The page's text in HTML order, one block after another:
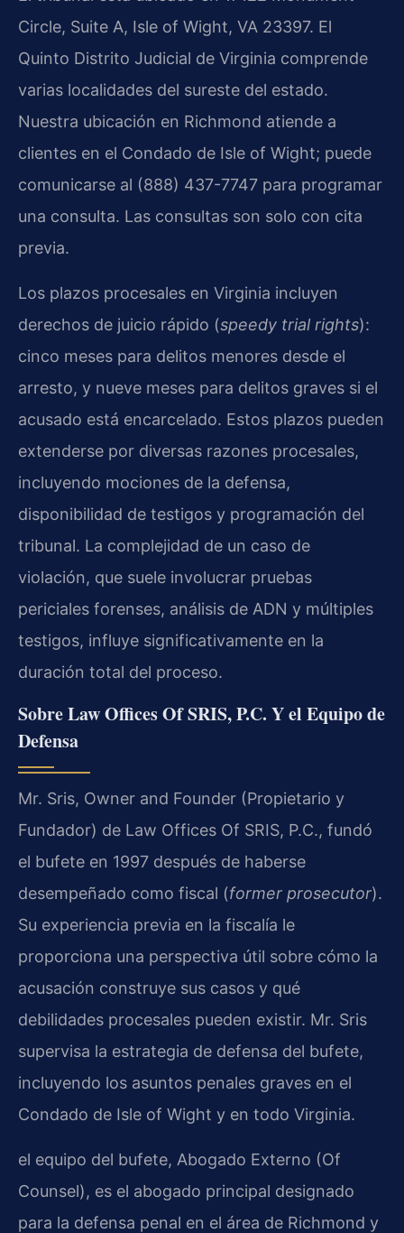
Circle, Suite A, Isle of Wight, VA 23397. El
Quinto Distrito Judicial de Virginia comprende
varias localidades del sureste del estado.
Nuestra ubicación en Richmond atiende a
clientes en el Condado de Isle of Wight; puede
comunicarse al (888) 437-7747 para programar
una consulta. Las consultas son solo con cita
previa.
Los plazos procesales en Virginia incluyen
derechos de juicio rápido (speedy trial rights):
cinco meses para delitos menores desde el
arresto, y nueve meses para delitos graves si el
acusado está encarcelado. Estos plazos pueden
extenderse por diversas razones procesales,
incluyendo mociones de la defensa,
disponibilidad de testigos y programación del
tribunal. La complejidad de un caso de
violación, que suele involucrar pruebas
periciales forenses, análisis de ADN y múltiples
testigos, influye significativamente en la
duración total del proceso.
Sobre Law Offices Of SRIS, P.C. Y el Equipo de
Defensa
Mr. Sris, Owner and Founder (Propietario y
Fundador) de Law Offices Of SRIS, P.C., fundó
el bufete en 1997 después de haberse
desempeñado como fiscal (former prosecutor).
Su experiencia previa en la fiscalía le
proporciona una perspectiva útil sobre cómo la
acusación construye sus casos y qué
debilidades procesales pueden existir. Mr. Sris
supervisa la estrategia de defensa del bufete,
incluyendo los asuntos penales graves en el
Condado de Isle of Wight y en todo Virginia.
el equipo del bufete, Abogado Externo (Of
Counsel), es el abogado principal designado
para la defensa penal en el área de Richmond y